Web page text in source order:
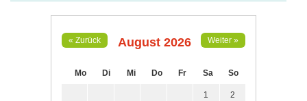
« Zurück August 2026 Weiter »
Mo Di Mi Do Fr Sa So
1 2